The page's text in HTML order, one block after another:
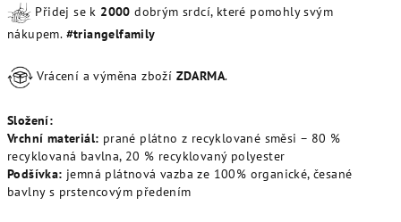
Přidej se k 2000dobrým srdcí, které pomohly svým
nákupem. #triangelfamily
Vrácení a výměna zboží ZDARMA.
Složení:
Vrchní materiál: prané plátno z recyklované směsi – 80 %
recyklovaná bavlna, 20 % recyklovaný polyester
Podšívka: jemná plátnová vazba ze 100% organické, česané
bavlny s prstencovým předením